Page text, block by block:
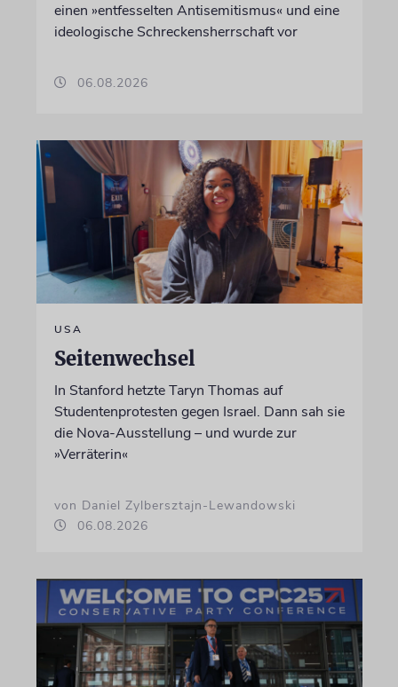
einen »entfesselten Antisemitismus« und eine
ideologische Schreckensherrschaft vor
06.08.2026
USA
Seitenwechsel
In Stanford hetzte Taryn Thomas auf
Studentenprotesten gegen Israel. Dann sah sie
die Nova-Ausstellung – und wurde zur
»Verräterin«
von Daniel Zylbersztajn-Lewandowski
06.08.2026